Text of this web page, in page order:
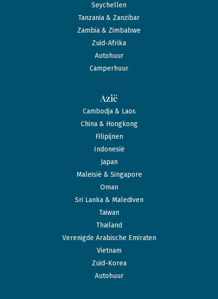
Seychellen
Tanzania & Zanzibar
Zambia & Zimbabwe
Zuid-Afrika
Autohuur
Camperhuur
Azië
Cambodja & Laos
China & Hongkong
Filipijnen
Indonesië
Japan
Maleisië & Singapore
Oman
Sri Lanka & Malediven
Taiwan
Thailand
Verenigde Arabische Emiraten
Vietnam
Zuid-Korea
Autohuur